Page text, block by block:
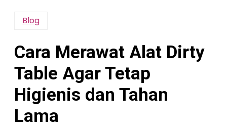
Blog
Cara Merawat Alat Dirty
Table Agar Tetap
Higienis dan Tahan
Lama